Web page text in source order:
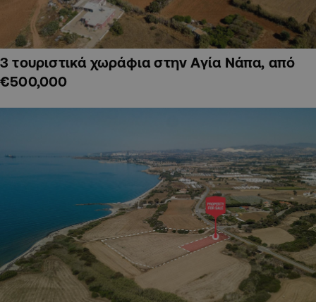
3 τουριστικά χωράφια στην Αγία Νάπα, από
€500,000